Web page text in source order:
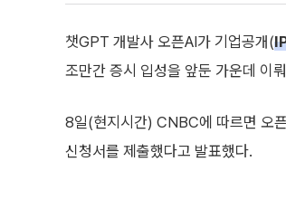
챗GPT 개발사 오픈AI가 기업공개(
조만간 증시 입성을 앞둔 가운데 이
8일(현지시간) CNBC에 따르면 오
신청서를 제출했다고 발표했다.